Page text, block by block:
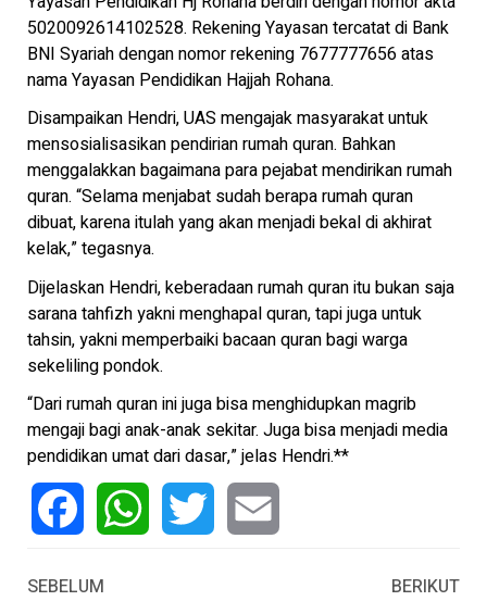
5020092614102528. Rekening Yayasan tercatat di Bank
BNI Syariah dengan nomor rekening 7677777656 atas
nama Yayasan Pendidikan Hajjah Rohana.
Disampaikan Hendri, UAS mengajak masyarakat untuk
mensosialisasikan pendirian rumah quran. Bahkan
menggalakkan bagaimana para pejabat mendirikan rumah
quran. “Selama menjabat sudah berapa rumah quran
dibuat, karena itulah yang akan menjadi bekal di akhirat
kelak,” tegasnya.
Dijelaskan Hendri, keberadaan rumah quran itu bukan saja
sarana tahfizh yakni menghapal quran, tapi juga untuk
tahsin, yakni memperbaiki bacaan quran bagi warga
sekeliling pondok.
“Dari rumah quran ini juga bisa menghidupkan magrib
mengaji bagi anak-anak sekitar. Juga bisa menjadi media
pendidikan umat dari dasar,” jelas Hendri.**
SEBELUM
BERIKUT